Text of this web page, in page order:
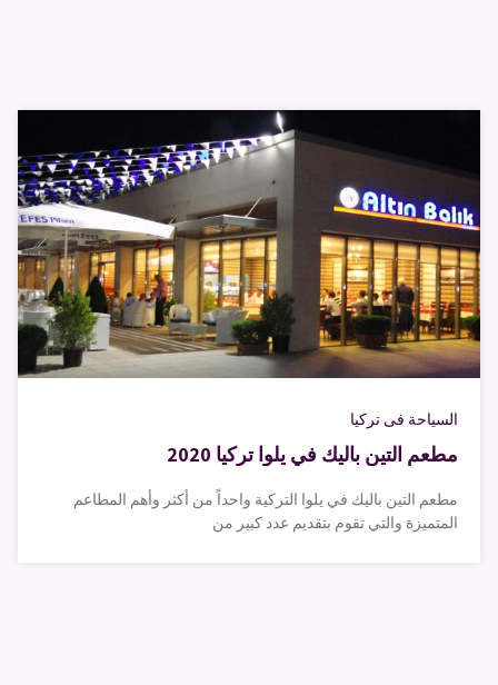
السياحة فى تركيا
مطعم التين باليك في يلوا تركيا 2020
مطعم التين باليك في يلوا التركية واحداً من أكثر وأهم المطاعم
المتميزة والتي تقوم بتقديم عدد كبير من